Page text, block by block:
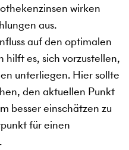
wirken
aus.
auf den optimalen
hilft es, sich vorzustellen,
unterliegen. Hier sollte
den aktuellen Punkt
besser einschätzen zu
für einen